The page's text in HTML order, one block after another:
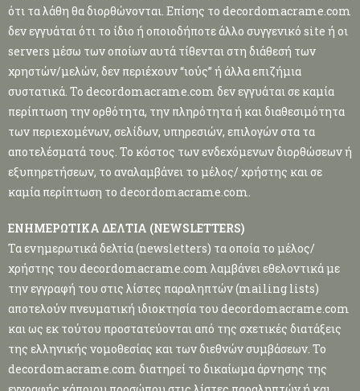
ότι τα λάθη θα διορθώνονται. Επίσης το decordomacrame.com
δεν εγγυάται ότι το ίδιο ή οποιοδήποτε άλλο συγγενικό site ή οι
servers μέσω των οποίων αυτά τίθενται στη διάθεσή των
χρηστών/μελών, δεν περιέχουν “ιούς” ή άλλα επιζήμια
συστατικά. Το decordomacrame.com δεν εγγυάται σε καμία
περίπτωση την ορθότητα, την πληρότητα ή και διαθεσιμότητα
των περιεχομένων, σελίδων, υπηρεσιών, επιλογών στα τα
αποτελέσματά τους. Το κόστος των ενδεχόμενων διορθώσεων ή
εξυπηρετήσεων, το αναλαμβάνει το μέλος/ χρήστης και σε
καμία περίπτωση το decordomacrame.com.
ΕΝΗΜΕΡΩΤΙΚΑ ΔΕΛΤΙΑ (NEWSLETTERS)
Τα ενημερωτικά δελτία (newsletters) τα οποία το μέλος/
χρήστης του decordomacrame.com λαμβάνει εθελοντικά με
την εγγραφή του στις λίστες παραληπτών (mailing lists)
αποτελούν πνευματική ιδιοκτησία του decordomacrame.com
και ως εκ τούτου προστατεύονται από της σχετικές διατάξεις
της ελληνικής νομοθεσίας και των διεθνών συμβάσεων. Το
decordomacrame.com διατηρεί το δικαίωμα άρνησης της